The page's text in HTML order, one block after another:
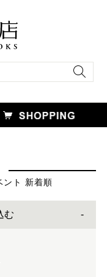
ント 新着順
む